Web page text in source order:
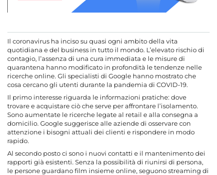
Il coronavirus ha inciso su quasi ogni ambito della vita
quotidiana e del business in tutto il mondo. L’elevato rischio di
contagio, l’assenza di una cura immediata e le misure di
quarantena hanno modificato in profondità le tendenze nelle
ricerche online. Gli specialisti di Google hanno mostrato che
cosa cercano gli utenti durante la pandemia di COVID-19.
Il primo interesse riguarda le informazioni pratiche: dove
trovare e acquistare ciò che serve per affrontare l’isolamento.
Sono aumentate le ricerche legate al retail e alla consegna a
domicilio. Google suggerisce alle aziende di osservare con
attenzione i bisogni attuali dei clienti e rispondere in modo
rapido.
Al secondo posto ci sono i nuovi contatti e il mantenimento dei
rapporti già esistenti. Senza la possibilità di riunirsi di persona,
le persone guardano film insieme online, seguono streaming di